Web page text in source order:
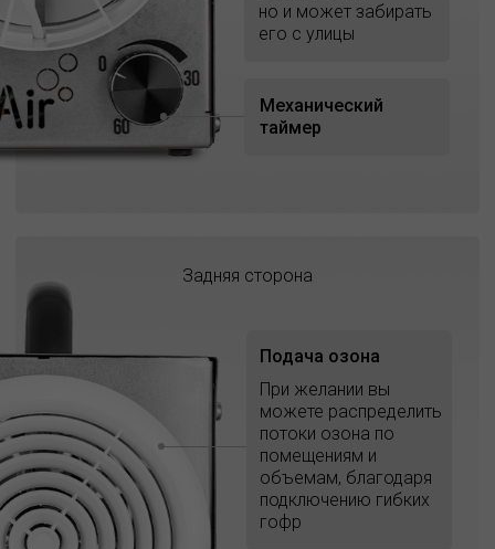
Задняя сторона
Механический
таймер
но и может забирать
его с улицы
Подача озона
При желании вы
можете распределить
потоки озона по
помещениям и
объемам, благодаря
подключению гибких
гофр